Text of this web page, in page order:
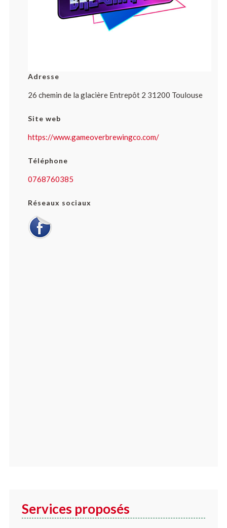
Adresse
26 chemin de la glacière Entrepôt 2 31200 Toulouse
Site web
https://www.gameoverbrewingco.com/
Téléphone
0768760385
Réseaux sociaux
Services proposés